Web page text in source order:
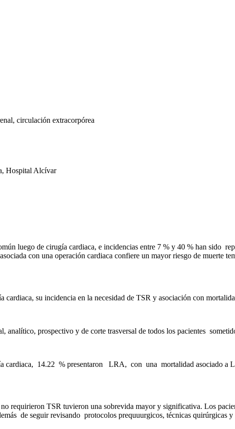
circulación extracorpórea
Hospital Alcívar
luego de cirugía cardiaca, e incidencias entre 7 % y 40 % han sido
con una operación cardiaca confiere un mayor riesgo de
su incidencia en la necesidad de TSR y asociación con
analítico, prospectivo y de corte trasversal de todos los pacientes
cardiaca, 14.22 % presentaron LRA, con una mortalidad asociado a
TSR tuvieron una sobrevida mayor y significativa. Los
de seguir revisando protocolos prequuurgicos, técnicas quirúrgicas